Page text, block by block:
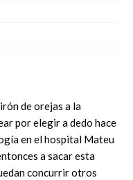
de orejas a la
por elegir a dedo hace
en el hospital Mateu
a sacar esta
concurrir otros